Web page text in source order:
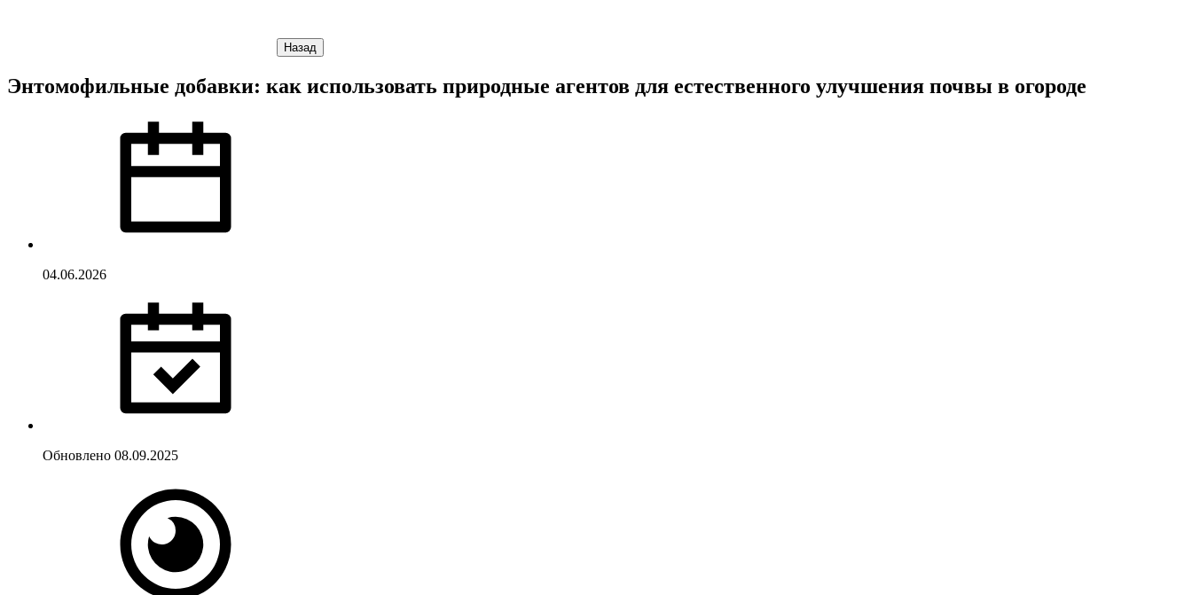
Назад
Энтомофильные добавки: как использовать природные агентов для естественного улучшения почвы в огороде
04.06.2026
Обновлено 08.09.2025